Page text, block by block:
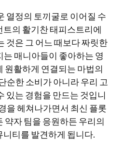
열정의 토끼굴로 이어질 수
의 활기찬 태피스트리에
것은 그 어느 때보다 짜릿한
매니아들이 좋아하는 영
원활하게 연결되는 마법의
순한 소비가 아니라 우리 고
있는 경험을 만드는 것입니
을 헤쳐나가면서 최신 플롯
약자 팀을 응원하든 우리의
티를 발견하게 됩니다.